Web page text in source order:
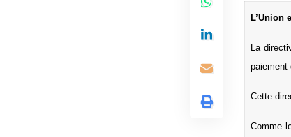
L’Union
La
paiement
Cette
Comme